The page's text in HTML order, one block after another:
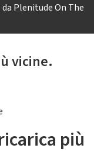
Plenitude On The
vicine.
più